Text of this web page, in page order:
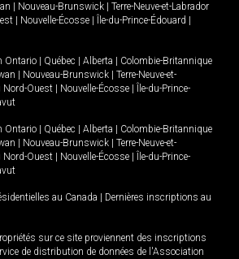
Nouveau-Brunswick
Terre-Neuve-et-Labrador
Nouvelle-Écosse Île-du-Prince-Édouard
Ontario Québec Alberta
Colombie-Britannique
Nouveau-Brunswick
Terre-Neuve-et-
Nord-Ouest Nouvelle-Écosse
Île-du-Prince-
Ontario Québec Alberta
Colombie-Britannique
Nouveau-Brunswick
Terre-Neuve-et-
Nord-Ouest Nouvelle-Écosse
Île-du-Prince-
au Canada
Dernières inscriptions au
sur ce site proviennent des inscriptions
de distribution de données de l'Association